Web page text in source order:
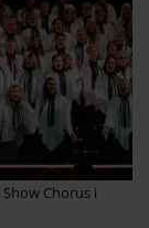
Chorus i